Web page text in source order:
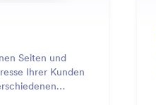
Seiten und
Ihrer Kunden